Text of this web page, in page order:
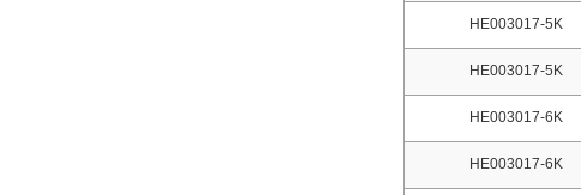
HE003017-5K
HE003017-5K
HE003017-6K
HE003017-6K